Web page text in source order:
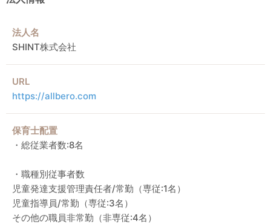
法人名
SHINT株式会社
URL
https://allbero.com
保育士配置
・総従業者数:8名
・職種別従事者数
児童発達支援管理責任者/常勤（専従:1名）
児童指導員/常勤（専従:3名）
その他の職員非常勤（非専従:4名）